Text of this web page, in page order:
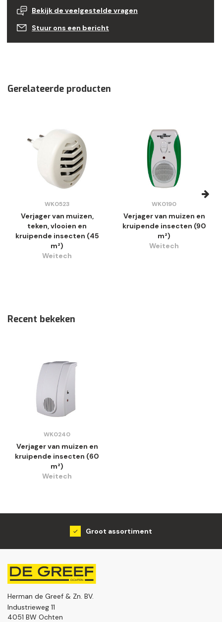
Bekijk de veelgestelde vragen
Stuur ons een bericht
Gerelateerde producten
WK0523
Verjager van muizen,
teken, vlooien en
kruipende insecten (45
m²)
Weitech
WK0190
Verjager van muizen en
kruipende insecten (90
m²)
Weitech
Recent bekeken
WK0240
Verjager van muizen en
kruipende insecten (60
m²)
Weitech
Groot assortiment
Herman de Greef & Zn. BV.
Industrieweg 11
4051 BW Ochten